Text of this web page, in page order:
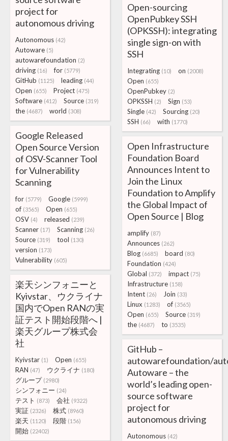
project for
autonomous driving
Autonomous (42)
Autoware (5)
autowarefoundation (2)
driving (16) for (5779)
GitHub (1125) leading (44)
Open (655) Project (475)
Software (412) Source (319)
the (4687) world (308)
Open-sourcing
OpenPubkey SSH
(OPKSSH): integrating
single sign-on with
SSH
Integrating (10) on (2008)
Open (655)
OpenPubkey (2)
OPKSSH (2) Sign (53)
Single (42) Sourcing (20)
SSH (66) with (1770)
Google Released
Open Source Version
of OSV-Scanner Tool
for Vulnerability
Scanning
for (5779) Google (5999)
of (3565) Open (655)
OSV (4) released (239)
Scanner (17) Scanning (26)
Source (319) tool (130)
version (173)
Vulnerability (605)
Open Infrastructure
Foundation Board
Announces Intent to
Join the Linux
Foundation to Amplify
the Global Impact of
Open Source | Blog
amplify (87)
Announces (262)
Blog (6685) board (80)
Foundation (424)
Global (372) impact (75)
Infrastructure (158)
Intent (26) Join (33)
Linux (1283) of (3565)
Open (655) Source (319)
the (4687) to (3535)
楽天シンフォニーと
Kyivstar、ウクライナ
国内でOpen RANの実
証テスト開始段階へ |
楽天グループ株式会
社
Kyivstar (1) Open (655)
RAN (47) ウクライナ (180)
グループ (2980)
シンフォニー (24)
テスト (873) 会社 (9322)
実証 (2326) 株式 (8960)
楽天 (1120) 段階 (156)
開始 (22402)
GitHub –
autowarefoundation/
Autoware – the
world’s leading open-
source software
project for
autonomous driving
Autonomous (42)